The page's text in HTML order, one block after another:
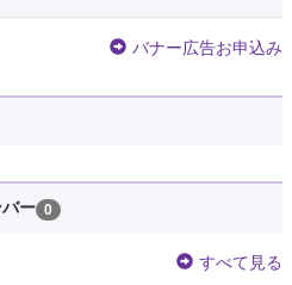
you can sli…https://t.co/8SwsDi4MgA
8年弱前
#bro
バナー広告お申込み
ー 0
すべて見る